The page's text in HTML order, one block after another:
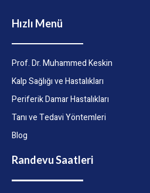
Hızlı Menü
Prof. Dr. Muhammed Keskin
Kalp Sağlığı ve Hastalıkları
Periferik Damar Hastalıkları
Tanı ve Tedavi Yöntemleri
Blog
Randevu Saatleri